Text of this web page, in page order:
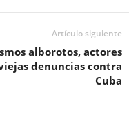
Artículo siguiente
alborotos, actores
denuncias contra
Cuba